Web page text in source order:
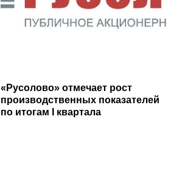
«Русолово» отмечает рост
производственных показателей
по итогам I квартала